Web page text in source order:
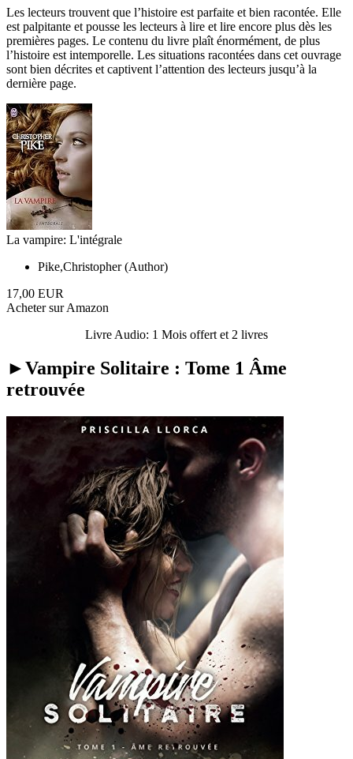
Les lecteurs trouvent que l’histoire est parfaite et bien racontée. Elle
est palpitante et pousse les lecteurs à lire et lire encore plus dès les
premières pages. Le contenu du livre plaît énormément, de plus
l’histoire est intemporelle. Les situations racontées dans cet ouvrage
sont bien décrites et captivent l’attention des lecteurs jusqu’à la
dernière page.
La vampire: L'intégrale
Pike,Christopher (Author)
17,00 EUR
Acheter sur Amazon
Livre Audio: 1 Mois offert et 2 livres
►Vampire Solitaire : Tome 1 Âme
retrouvée